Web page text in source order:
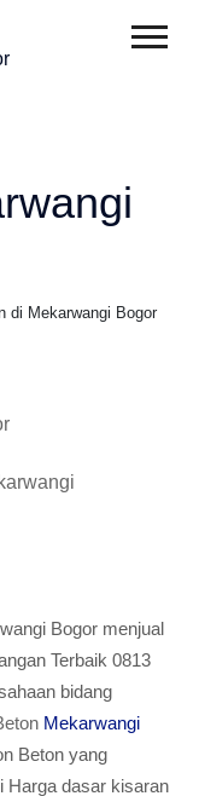
di Mekarwangi Bogor
Bogor menjual
Terbaik 0813
bidang
Mekarwangi
Beton yang
Harga dasar kisaran